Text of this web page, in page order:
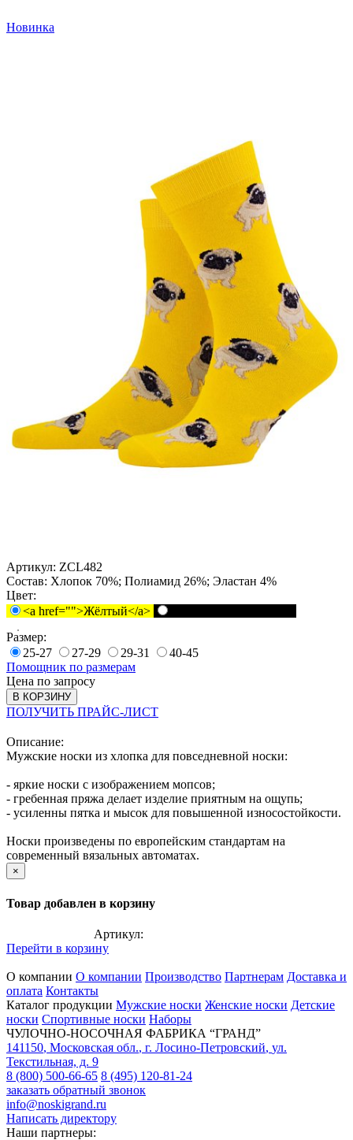
Новинка
Артикул: ZCL482
Состав: Хлопок 70%; Полиамид 26%; Эластан 4%
Цвет:
<a href="">Жёлтый</a>
Размер:
25-27
27-29 29-31
40-45
Помощник по размерам
Цена по запросу
В КОРЗИНУ
ПОЛУЧИТЬ ПРАЙС-ЛИСТ
Описание:
Мужские носки из хлопка для повседневной носки:
- яркие носки с изображением мопсов;
- гребенная пряжа делает изделие приятным на ощупь;
- усиленны пятка и мысок для повышенной износостойкости.
Носки произведены по европейским стандартам на
современный вязальных автоматах.
×
Товар добавлен в корзину
Артикул:
Перейти в корзину
О компании О компании Производство Партнерам Доставка и
оплата Контакты
Каталог продукции Мужские носки Женские носки Детские
носки Спортивные носки Наборы
ЧУЛОЧНО-НОСОЧНАЯ ФАБРИКА “ГРАНД”
141150, Московская обл., г. Лосино-Петровский, ул.
Текстильная, д. 9
8 (800) 500-66-65 8 (495) 120-81-24
заказать обратный звонок
info@noskigrand.ru
Написать директору
Наши партнеры: